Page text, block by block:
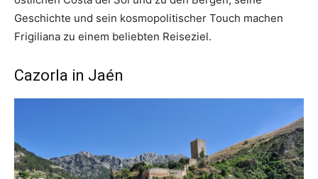
Geschichte und sein kosmopolitischer Touch machen
Frigiliana zu einem beliebten Reiseziel.
Cazorla in Jaén